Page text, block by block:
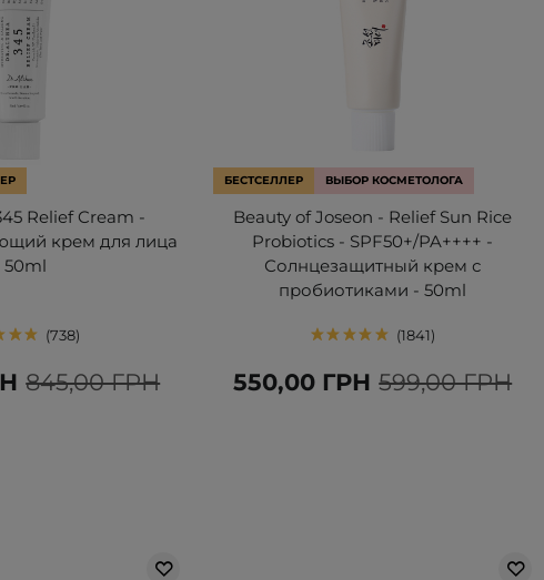
Relief Cream -
крем для лица
50ml
738
845,00 ГРН
БЕСТСЕЛЛЕР ВЫБОР КОСМЕТОЛОГА
Beauty of Joseon - Relief Sun Rice
Probiotics - SPF50+/PA++++ -
Солнцезащитный крем с
пробиотиками - 50ml
1841
599,00 ГРН
550,00 ГРН